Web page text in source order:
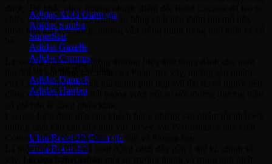
Adidas XLG
Adidas Samba
SuperStar
Adidas Gazelle
Adidas Campus
Adidas Dame 8
Adidas Harden
Ultra Boost 22
Ultra Boost 4.0
được. Để khắc phục những nhược điểm đó, René Lacoste đã tạo ra
chiếc áo Polo L.12.12. Chiếc áo bằng chất liệu thấm hút mồ hôi,
thoải mái khi vận động, nhưng vẫn trông trang trọng nhờ thiết kế cổ
Lacoste là một trong những thương hiệu thời trang dành cho nam
của Lacoste luôn có một giá thành phù hợp với đại đa số người tiêu
dùng và luôn có một chất lượng vượt trội so với những thương hiệu
Cotton không pha dày dặn cao cấp và thoáng mát.
Là một thương hiệu đã hoạt động cách đây gần 1 thế kỉ, chính vì